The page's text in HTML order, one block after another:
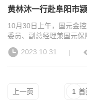
全过程，筑牢“三道防线”
上市培育、农业保险、重
对宣城的金融支持力度，
金控集团在宣发展提供
团运营发展情况。他说，
态环境优，双方合作发
定不移贯彻落实中央金融
委市政府各项部署要求
建设现代化产业体系、
化务实合作、健全常态
长胡明文主持会议，市委
斌、吴开义，市政府秘书
元保险党委书记、董事
集团长期以来支持阜阳发
阳市长期以来深入推进
一时间即来阜考察对接、
兴的大力支持和担当务
“三地一区”、“十个区域
其在绿色食品产业“双千
黄林沐一行赴阜阳市
10月30日上午，国元金
委员、副总经理兼国元保
结对帮扶的欠发达乡镇
党委书记史志等座谈交流
况介绍，详细询问了结
实省委省政府部署要求
庙镇发展面临的短板弱
2023.10.31
首
上一页 1